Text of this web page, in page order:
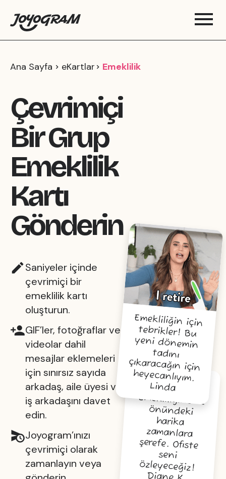
Ana Sayfa eKartlar Emeklilik
Çevrimiçi
Bir Grup
Emeklilik
Kartı
Gönderin
Saniyeler içinde
çevrimiçi bir
emeklilik kartı
oluşturun.
GIF’ler, fotoğraflar ve
videolar dahil
mesajlar eklemeleri
için sınırsız sayıda
arkadaş, aile üyesi ve
iş arkadaşını davet
edin.
Joyogram’ınızı
çevrimiçi olarak
zamanlayın veya
Emekliliğin için
tebrikler! Bu
yeni dönemin
tadını
çıkaracağın için
heyecanlıyım.
Linda
Emekliliğine ve
önündeki
harika
zamanlara
şerefe. Ofiste
seni
özleyeceğiz!